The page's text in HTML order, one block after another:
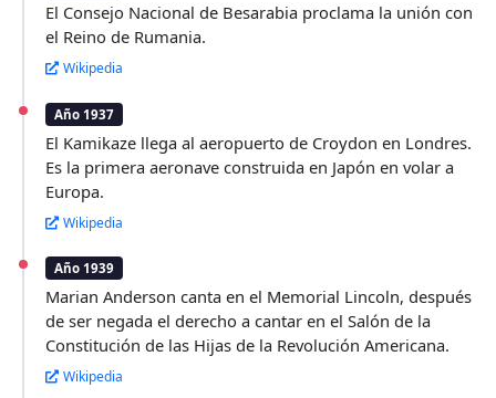
El Consejo Nacional de Besarabia proclama la unión con
el Reino de Rumania.
Wikipedia
Año 1937
El Kamikaze llega al aeropuerto de Croydon en Londres.
Es la primera aeronave construida en Japón en volar a
Europa.
Wikipedia
Año 1939
Marian Anderson canta en el Memorial Lincoln, después
de ser negada el derecho a cantar en el Salón de la
Constitución de las Hijas de la Revolución Americana.
Wikipedia